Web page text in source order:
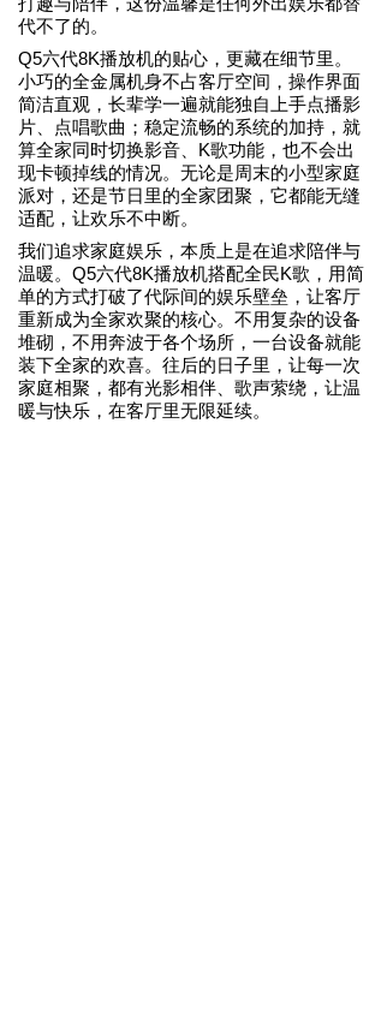
代不了的。
Q5六代8K播放机的贴心，更藏在细节里。
小巧的全金属机身不占客厅空间，操作界面
简洁直观，长辈学一遍就能独自上手点播影
片、点唱歌曲；稳定流畅的系统的加持，就
算全家同时切换影音、K歌功能，也不会出
现卡顿掉线的情况。无论是周末的小型家庭
派对，还是节日里的全家团聚，它都能无缝
适配，让欢乐不中断。
我们追求家庭娱乐，本质上是在追求陪伴与
温暖。Q5六代8K播放机搭配全民K歌，用简
单的方式打破了代际间的娱乐壁垒，让客厅
重新成为全家欢聚的核心。不用复杂的设备
堆砌，不用奔波于各个场所，一台设备就能
装下全家的欢喜。往后的日子里，让每一次
家庭相聚，都有光影相伴、歌声萦绕，让温
暖与快乐，在客厅里无限延续。